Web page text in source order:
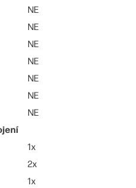
NE
NE
NE
NE
NE
NE
NE
1x
2x
1x